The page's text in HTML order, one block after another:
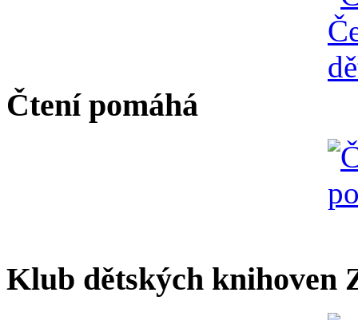
Čtení pomáhá
Klub dětských knihoven